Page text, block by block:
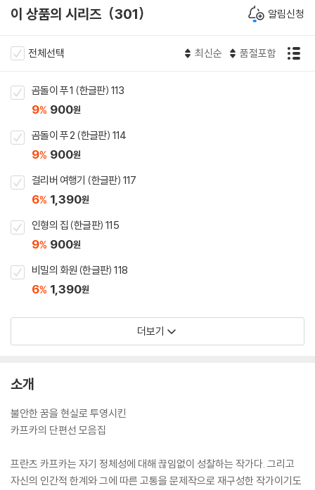
이 상품의 시리즈 301 알림신청
전체선택 최신순 품절포함
곰돌이 푸 1 (한글판) 113
9% 900원
곰돌이 푸 2 (한글판) 114
9% 900원
걸리버 여행기 (한글판) 117
6% 1,390원
인형의 집 (한글판) 115
9% 900원
비밀의 화원 (한글판) 118
6% 1,390원
더보기
소개
불안한 꿈을 현실로 투영시킨
카프카의 단편선 모음집
프란츠 카프카는 자기 정체성에 대해 끊임없이 성찰하는 작가다. 그리고
자신의 인간적 한계와 그에 따른 고통을 문제작으로 재구성한 작가이기도